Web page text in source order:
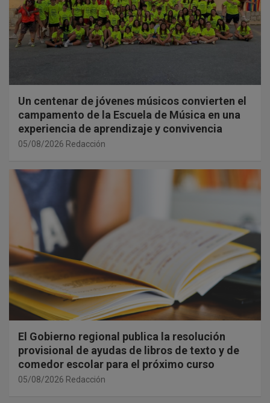
Un centenar de jóvenes músicos convierten el
campamento de la Escuela de Música en una
experiencia de aprendizaje y convivencia
05/08/2026 Redacción
El Gobierno regional publica la resolución
provisional de ayudas de libros de texto y de
comedor escolar para el próximo curso
05/08/2026 Redacción